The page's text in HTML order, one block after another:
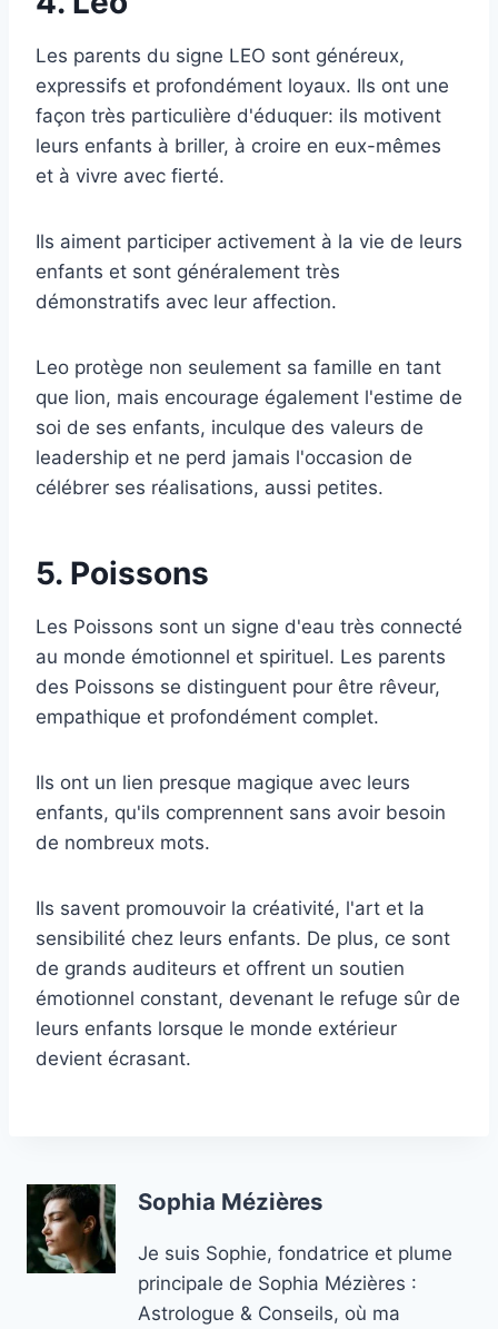
Les parents du signe LEO sont généreux,
expressifs et profondément loyaux. Ils ont une
façon très particulière d'éduquer: ils motivent
leurs enfants à briller, à croire en eux-mêmes
et à vivre avec fierté.
Ils aiment participer activement à la vie de leurs
enfants et sont généralement très
démonstratifs avec leur affection.
Leo protège non seulement sa famille en tant
que lion, mais encourage également l'estime de
soi de ses enfants, inculque des valeurs de
leadership et ne perd jamais l'occasion de
célébrer ses réalisations, aussi petites.
5. Poissons
Les Poissons sont un signe d'eau très connecté
au monde émotionnel et spirituel. Les parents
des Poissons se distinguent pour être rêveur,
empathique et profondément complet.
Ils ont un lien presque magique avec leurs
enfants, qu'ils comprennent sans avoir besoin
de nombreux mots.
Ils savent promouvoir la créativité, l'art et la
sensibilité chez leurs enfants. De plus, ce sont
de grands auditeurs et offrent un soutien
émotionnel constant, devenant le refuge sûr de
leurs enfants lorsque le monde extérieur
devient écrasant.
Sophia Mézières
Je suis Sophie, fondatrice et plume
principale de Sophia Mézières :
Astrologue & Conseils, où ma